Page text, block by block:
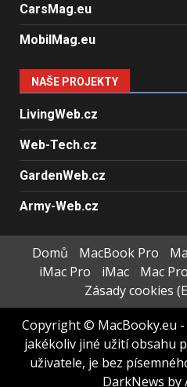
CarsMag.eu
MobilMag.eu
NAŠE PROJEKTY
LivingWeb.cz
Web-Tech.cz
GardenWeb.cz
Army-Web.cz
Domů MacBook Pro
iMac Pro
iMac Mac Pro
Zásady cookies
Copyright © MacBooky.eu
jakékoliv jiné užití obsahu
uživatele, je bez
DarkNews by